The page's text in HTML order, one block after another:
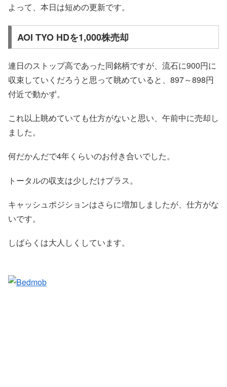
よって、本日は短めの更新です。
AOI TYO HDを1,000株売却
連日のストップ高であった同銘柄ですが、流石に900円に
収束していくだろうと思って眺めていると、897～898円
付近で動かず。
これ以上眺めていても仕方がないと思い、午前中に売却し
ました。
何だかんだで4年くらいのお付き合いでした。
トータルの収支は少しだけプラス。
キャッシュポジションはさらに増加しましたが、仕方がな
いです。
しばらくは大人しくしています。